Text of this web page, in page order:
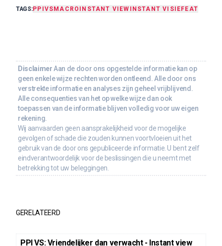
TAGS:PPI VS MACRO INSTANT VIEW INSTANT VISIE FEAT
Disclaimer Aan de door ons opgestelde informatie kan op
geen enkele wijze rechten worden ontleend. Alle door ons
verstrekte informatie en analyses zijn geheel vrijblijvend.
Alle consequenties van het op welke wijze dan ook
toepassen van de informatie blijven volledig voor uw eigen
rekening.
Wij aanvaarden geen aansprakelijkheid voor de mogelijke
gevolgen of schade die zouden kunnen voortvloeien uit het
gebruik van de door ons gepubliceerde informatie. U bent zelf
eindverantwoordelijk voor de beslissingen die u neemt met
betrekking tot uw beleggingen.
GERELATEERD
PPI VS: Vriendelijker dan verwacht - Instant view